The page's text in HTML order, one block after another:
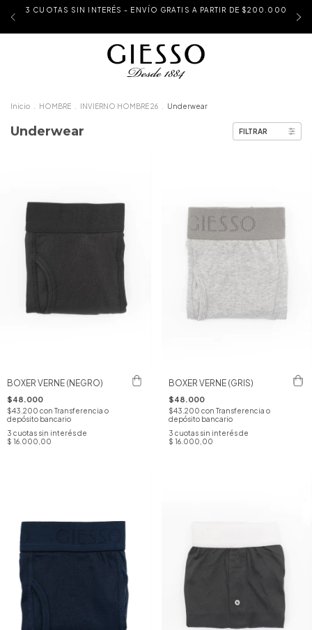
3 CUOTAS SIN INTERÉS - ENVÍO GRATIS A PARTIR DE $200.000
Inicio HOMBRE INVIERNO HOMBRE 26 Underwear
Underwear FILTRAR
BOXER VERNE (NEGRO)
$48.000
$43.200 con Transferencia o
depósito bancario
3 cuotas sin interés de
$ 16.000,00
BOXER VERNE (GRIS)
$48.000
$43.200 con Transferencia o
depósito bancario
3 cuotas sin interés de
$ 16.000,00